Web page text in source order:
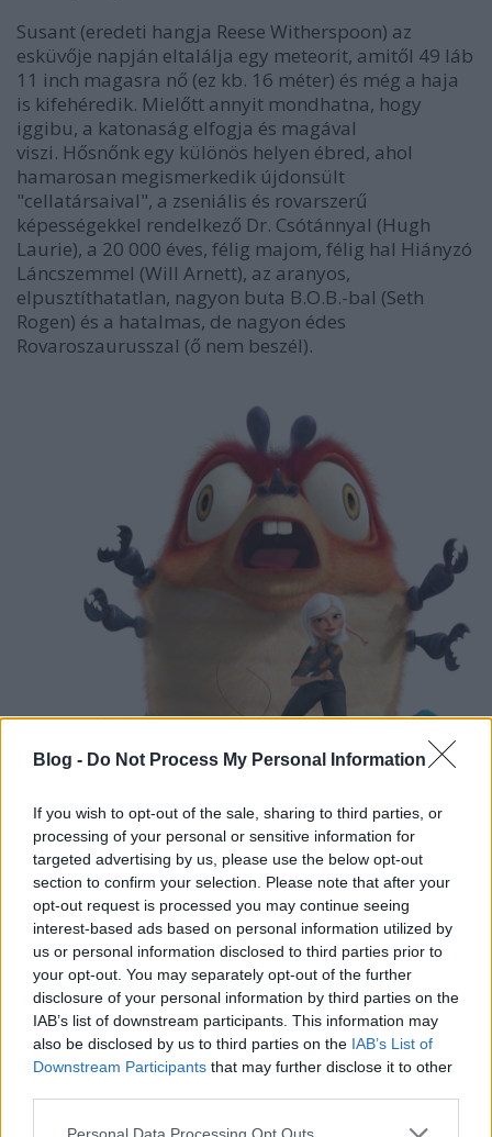
Blog - Do Not Process My Personal Information
If you wish to opt-out of the sale, sharing to third parties, or
processing of your personal or sensitive information for
targeted advertising by us, please use the below opt-out
section to confirm your selection. Please note that after your
opt-out request is processed you may continue seeing
interest-based ads based on personal information utilized by
us or personal information disclosed to third parties prior to
your opt-out. You may separately opt-out of the further
disclosure of your personal information by third parties on the
IAB’s list of downstream participants. This information may
also be disclosed by us to third parties on the IAB’s List of
Downstream Participants that may further disclose it to other
Please note that this website/app uses one or more Google
Personal Data Processing Opt Outs
Susant (eredeti hangja Reese Witherspoon) az
esküvője napján eltalálja egy meteorit, amitől 49 láb
11 inch magasra nő (ez kb. 16 méter) és még a haja
is kifehéredik. Mielőtt annyit mondhatna, hogy
iggibu, a katonaság elfogja és magával
viszi. Hősnőnk egy különös helyen ébred, ahol
hamarosan megismerkedik újdonsült
"cellatársaival", a zseniális és rovarszerű
képességekkel rendelkező Dr. Csótánnyal (Hugh
Laurie), a 20 000 éves, félig majom, félig hal Hiányzó
Láncszemmel (Will Arnett), az aranyos,
elpusztíthatatlan, nagyon buta B.O.B.-bal (Seth
Rogen) és a hatalmas, de nagyon édes
Rovaroszaurusszal (ő nem beszél).
Amikor a Földet egy űrbéli robot-gigász támadja
meg, az elnök (Stephen Colbert) és a hadsereg nem
tudnak mit kezdeni vele, mert legyőzhetetlennek
látszik. Ekkor a különc W.R. Monger tábornok (Kiefer
Sutherland) felajánlja a Szörnyek csapatát, Susan
pedig, immár Drabáliaként, harcba vezeti a
társaságot a megszállók ellen!
Annyi ici-pici, tök jó utalás van az ősi sci-filmekre, pl.